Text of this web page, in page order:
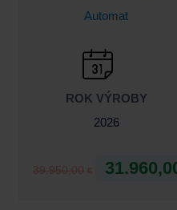
Automat
ROK VÝROBY
2026
39.950,00 €